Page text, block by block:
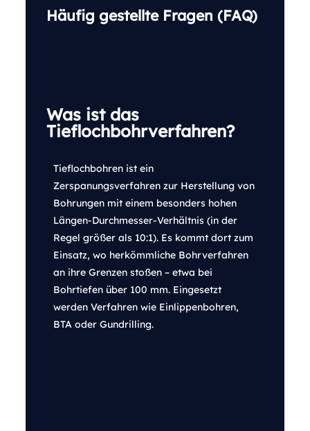
Häufig gestellte Fragen (FAQ)
Was ist das
Tieflochbohrverfahren?
Tieflochbohren ist ein
Zerspanungsverfahren zur Herstellung von
Bohrungen mit einem besonders hohen
Längen-Durchmesser-Verhältnis (in der
Regel größer als 10:1). Es kommt dort zum
Einsatz, wo herkömmliche Bohrverfahren
an ihre Grenzen stoßen – etwa bei
Bohrtiefen über 100 mm. Eingesetzt
werden Verfahren wie Einlippenbohren,
BTA oder Gundrilling.